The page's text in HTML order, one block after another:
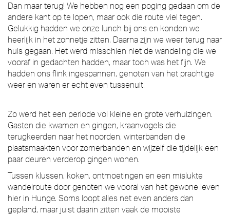
Dan maar terug! We hebben nog een poging gedaan om de
andere kant op te lopen, maar ook die route viel tegen.
Gelukkig hadden we onze lunch bij ons en konden we
heerlijk in het zonnetje zitten. Daarna zijn we weer terug naar
huis gegaan. Het werd misschien niet de wandeling die we
vooraf in gedachten hadden, maar toch was het fijn. We
hadden ons flink ingespannen, genoten van het prachtige
weer en waren er echt even tussenuit.
Zo werd het een periode vol kleine en grote verhuizingen.
Gasten die kwamen en gingen, kraanvogels die
terugkeerden naar het noorden, winterbanden die
plaatsmaakten voor zomerbanden en wijzelf die tijdelijk een
paar deuren verderop gingen wonen.
Tussen klussen, koken, ontmoetingen en een mislukte
wandelroute door genoten we vooral van het gewone leven
hier in Hunge. Soms loopt alles net even anders dan
gepland, maar juist daarin zitten vaak de mooiste